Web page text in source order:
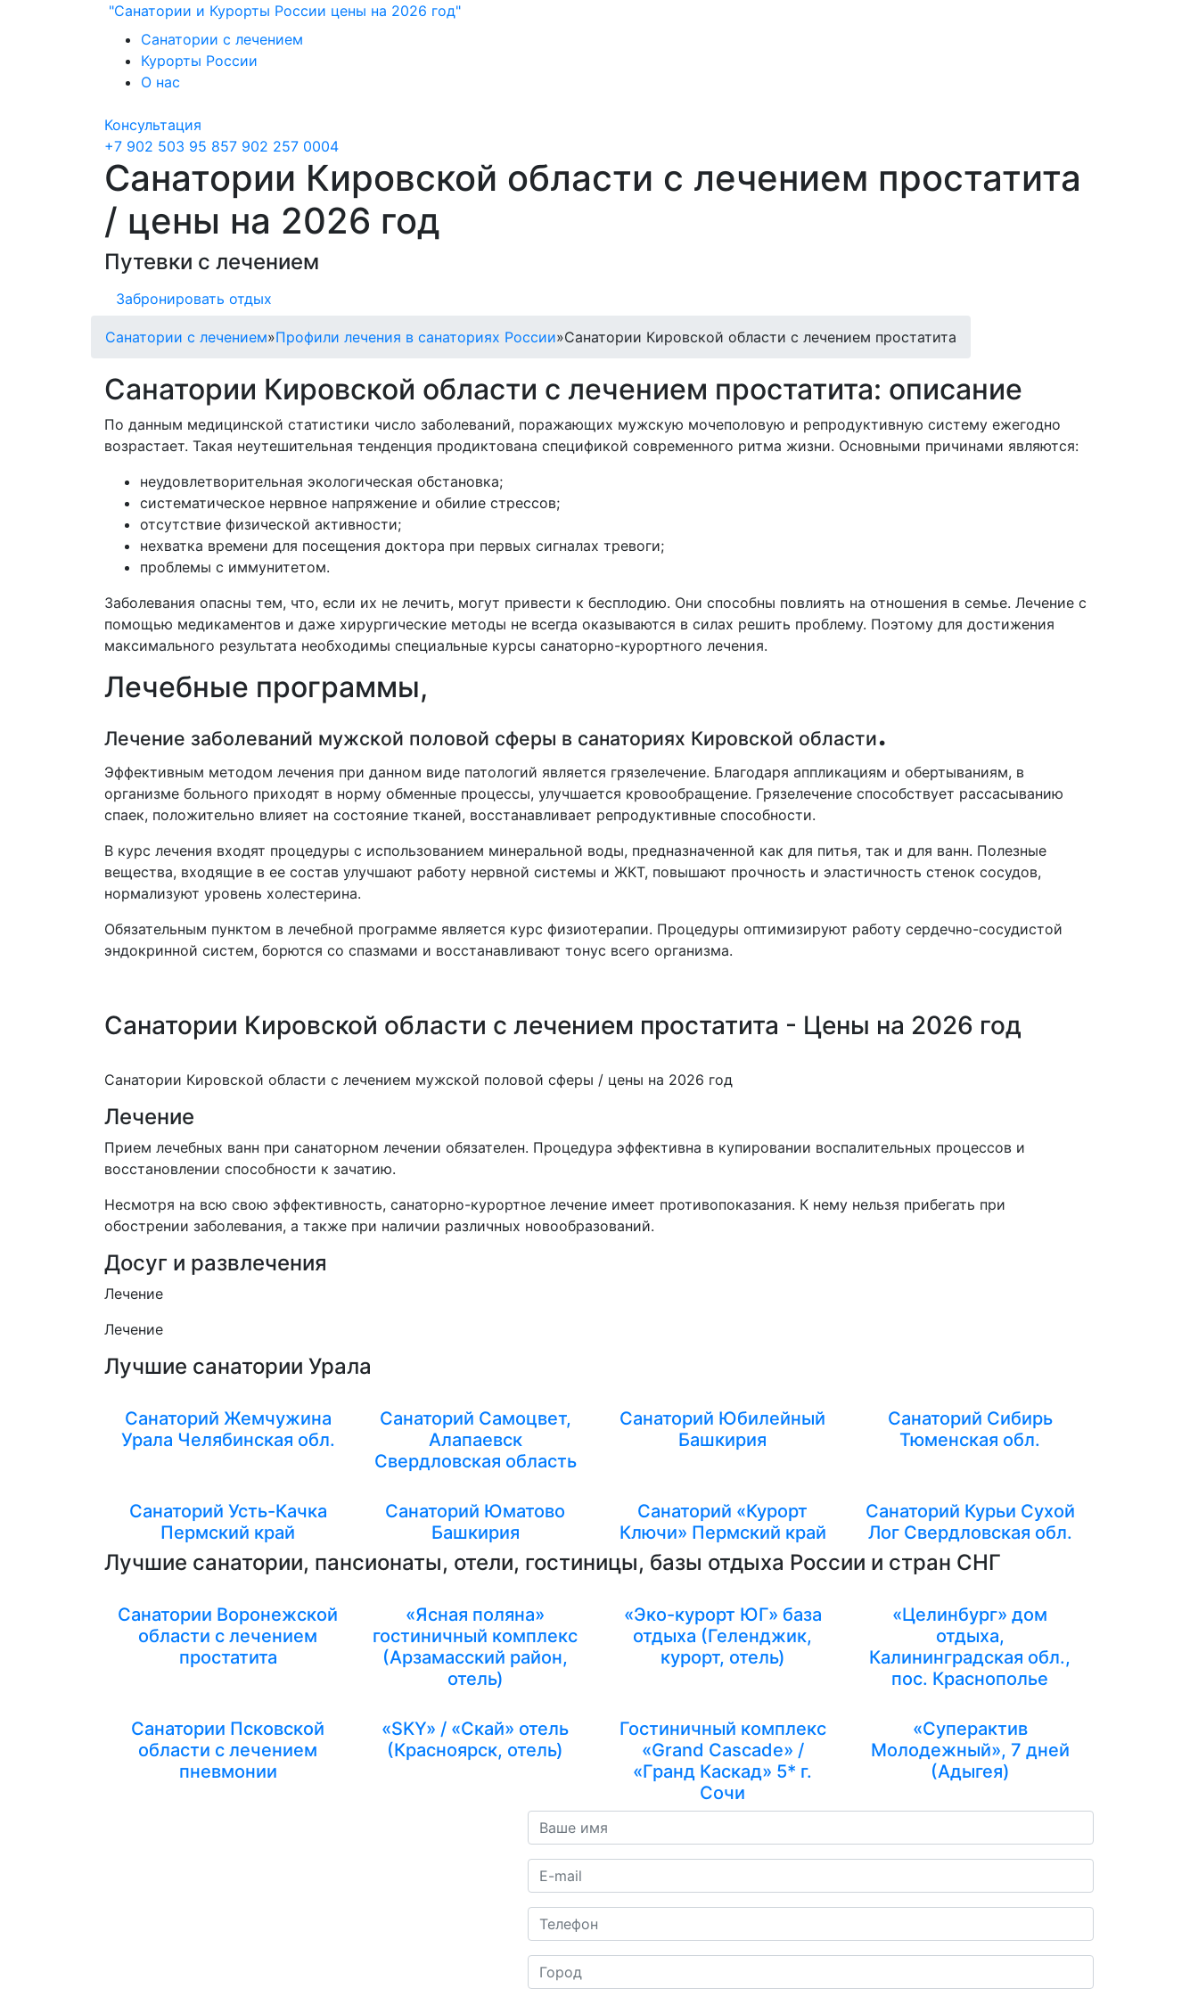
"Санатории и Курорты России цены на 2026 год"
Санатории с лечением
Курорты России
О нас
Консультация
+7 902 503 95 857 902 257 0004
Санатории Кировской области с лечением простатита
/ цены на 2026 год
Путевки с лечением
Забронировать отдых
Санатории с лечением»Профили лечения в санаториях России»Санатории Кировской области с лечением простатита
Санатории Кировской области с лечением простатита: описание
По данным медицинской статистики число заболеваний, поражающих мужскую мочеполовую и репродуктивную систему ежегодно
возрастает. Такая неутешительная тенденция продиктована спецификой современного ритма жизни. Основными причинами являются:
неудовлетворительная экологическая обстановка;
систематическое нервное напряжение и обилие стрессов;
отсутствие физической активности;
нехватка времени для посещения доктора при первых сигналах тревоги;
проблемы с иммунитетом.
Заболевания опасны тем, что, если их не лечить, могут привести к бесплодию. Они способны повлиять на отношения в семье. Лечение с
помощью медикаментов и даже хирургические методы не всегда оказываются в силах решить проблему. Поэтому для достижения
максимального результата необходимы специальные курсы санаторно-курортного лечения.
Лечебные программы,
Лечение заболеваний мужской половой сферы в санаториях Кировской области.
Эффективным методом лечения при данном виде патологий является грязелечение. Благодаря аппликациям и обертываниям, в
организме больного приходят в норму обменные процессы, улучшается кровообращение. Грязелечение способствует рассасыванию
спаек, положительно влияет на состояние тканей, восстанавливает репродуктивные способности.
В курс лечения входят процедуры с использованием минеральной воды, предназначенной как для питья, так и для ванн. Полезные
вещества, входящие в ее состав улучшают работу нервной системы и ЖКТ, повышают прочность и эластичность стенок сосудов,
нормализуют уровень холестерина.
Обязательным пунктом в лечебной программе является курс физиотерапии. Процедуры оптимизируют работу сердечно-сосудистой
эндокринной систем, борются со спазмами и восстанавливают тонус всего организма.
Санатории Кировской области с лечением простатита - Цены на 2026 год
Санатории Кировской области с лечением мужской половой сферы / цены на 2026 год
Лечение
Прием лечебных ванн при санаторном лечении обязателен. Процедура эффективна в купировании воспалительных процессов и
восстановлении способности к зачатию.
Несмотря на всю свою эффективность, санаторно-курортное лечение имеет противопоказания. К нему нельзя прибегать при
обострении заболевания, а также при наличии различных новообразований.
Досуг и развлечения
Лечение
Лечение
Лучшие санатории Урала
Санаторий Жемчужина
Урала Челябинская обл.
Санаторий Самоцвет,
Алапаевск
Свердловская область
Санаторий Юбилейный
Башкирия
Санаторий Сибирь
Тюменская обл.
Санаторий Усть-Качка
Пермский край
Санаторий Юматово
Башкирия
Санаторий «Курорт
Ключи» Пермский край
Санаторий Курьи Сухой
Лог Свердловская обл.
Лучшие санатории, пансионаты, отели, гостиницы, базы отдыха России и стран СНГ
Санатории Воронежской
области с лечением
простатита
«Ясная поляна»
гостиничный комплекс
(Арзамасский район,
отель)
«Эко-курорт ЮГ» база
отдыха (Геленджик,
курорт, отель)
«Целинбург» дом
отдыха,
Калининградская обл.,
пос. Краснополье
Санатории Псковской
области с лечением
пневмонии
«SKY» / «Скай» отель
(Красноярск, отель)
Гостиничный комплекс
«Grand Cascade» /
«Гранд Каскад» 5* г.
Сочи
«Суперактив
Молодежный», 7 дней
(Адыгея)